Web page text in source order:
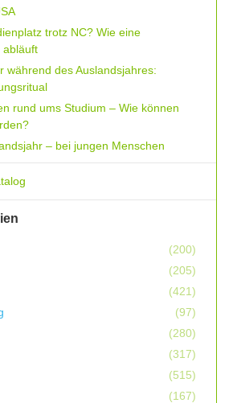
trotz NC? Wie eine
abläuft
während des Auslandsjahres:
rund ums Studium – Wie können
– bei jungen Menschen
(200)
(205)
(421)
(97)
(280)
(317)
(515)
(167)